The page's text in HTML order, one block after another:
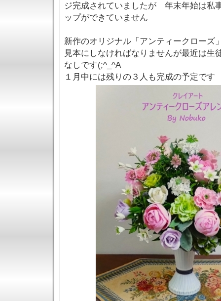
ジ完成されていましたが 年末年始は私
ップができていません
新作のオリジナル「アンティークローズ
見本にしなければなりませんが最近は生
なしです(;^_^A
１月中には残りの３人も完成の予定です